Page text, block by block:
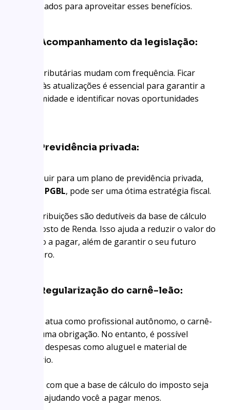
organizados para aproveitar esses benefícios.
Acompanhamento da legislação:
As leis tributárias mudam com frequência. Ficar
atento às atualizações é essencial para garantir a
conformidade e identificar novas oportunidades
Previdência privada:
Contribuir para um plano de previdência privada,
PGBL, pode ser uma ótima estratégia fiscal.
As contribuições são dedutíveis da base de cálculo
do Imposto de Renda. Isso ajuda a reduzir o valor do
imposto a pagar, além de garantir o seu futuro
financeiro.
Regularização do carnê-leão:
Se você atua como profissional autônomo, o carnê-
leão é uma obrigação. No entanto, é possível
deduzir despesas como aluguel e material de
escritório.
Isso faz com que a base de cálculo do imposto seja
menor, ajudando você a pagar menos.